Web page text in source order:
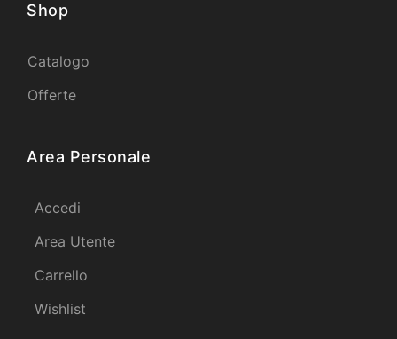
Shop
Catalogo
Offerte
Area Personale
Accedi
Area Utente
Carrello
Wishlist